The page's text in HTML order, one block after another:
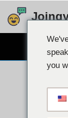
Ugrás
you